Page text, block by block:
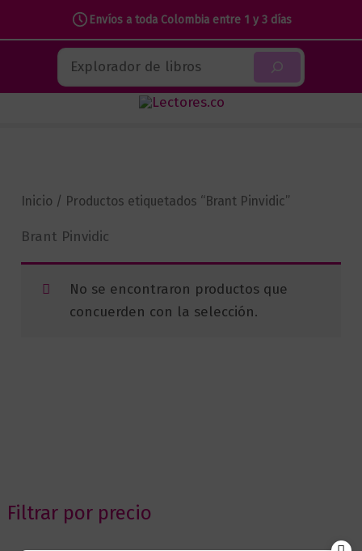
Envíos a toda Colombia entre 1 y 3 días
contenido
Buscar
Filtrar por precio
Inicio / Productos etiquetados “Brant Pinvidic”
Brant Pinvidic
No se encontraron productos que
concuerden con la selección.